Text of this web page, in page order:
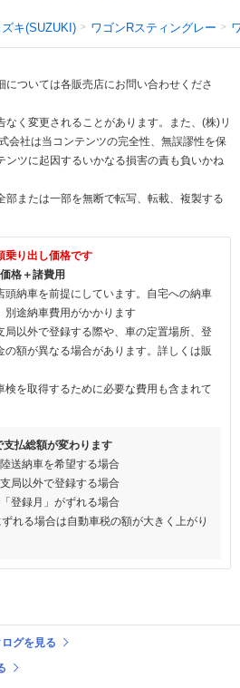
ズキ(SUZUKI) ワゴンRスティングレー
ついては各販売店にお問い合わせくださ
く変更されることがあります。また、(株)リ
会社は当コンテンツの完全性、無誤謬性を保
ンツに起因するいかなる損害の責も負いかね
または一部を無断で転写、転載、複製する
乗り出し価格です
格＋諸費用
納車を前提にしています。自宅への納車
別途納車費用がかかります
以外で登録する際や、車の定置場所、登
額が異なる場合があります。詳しくは販
を取得するために必要な費用も含まれて
支払総額が変わります
送納車を希望する場合
局以外で登録する場合
登録月」がずれる場合
れる場合は自動車税の額が大きく上がり
グを見る